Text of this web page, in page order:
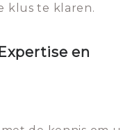
klus te klaren.
en